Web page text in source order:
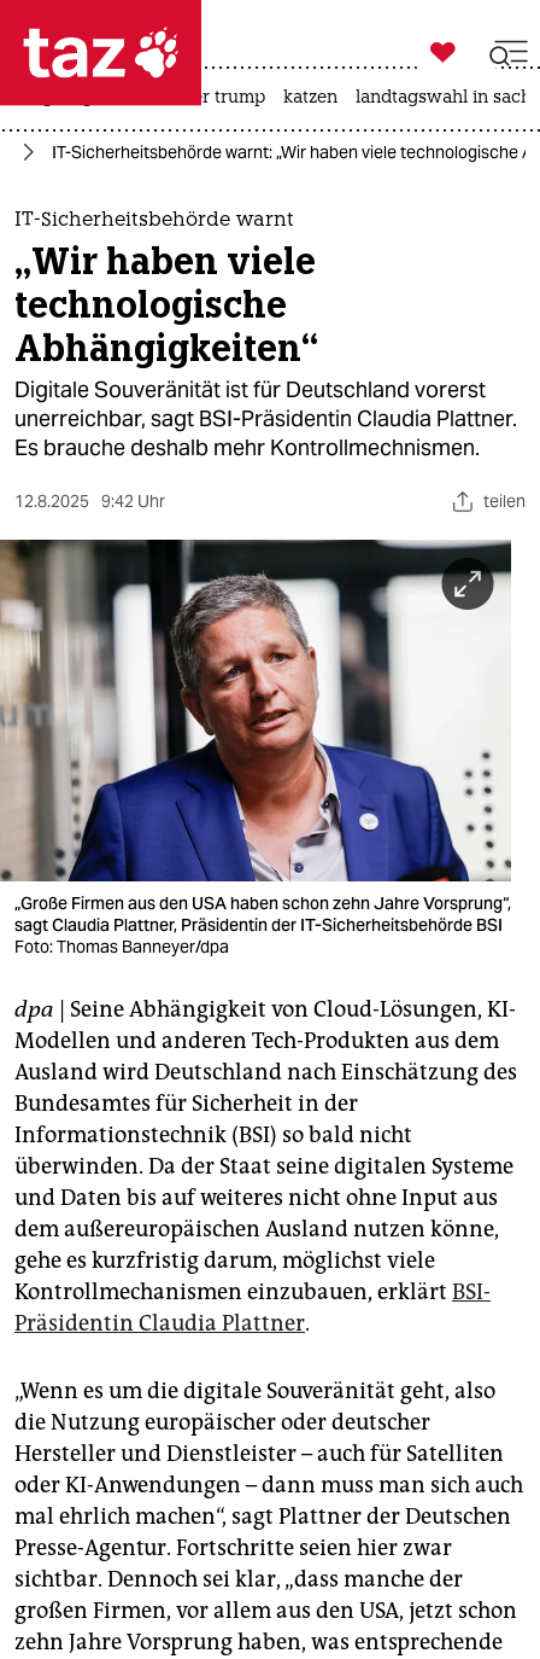
 taz zahl ich
taz zahl ich
themen
politik
öko
gesellschaft
kultur
sport
berlin
nord
wahrheit
verlag
verlag
veranstaltungen
shop
fragen & hilfe
unterstützen
genossenschaft
epaper login

taz zahl ich
usa unter trump katzen landtagswahl in
IT-Sicherheitsbehörde warnt: „Wir haben viele technologische
IT-Sicherheitsbehörde warnt
„Wir haben viele
technologische
Abhängigkeiten“
Digitale Souveränität ist für Deutschland vorerst
unerreichbar, sagt BSI-Präsidentin Claudia Plattner.
Es brauche deshalb mehr Kontrollmechnismen.
12.8.2025 9:42 Uhr teilen
„Große Firmen aus den USA haben schon zehn Jahre Vorsprung“,
sagt Claudia Plattner, Präsidentin der IT-Sicherheitsbehörde BSI
Foto: Thomas Banneyer/dpa
dpa | Seine Abhängigkeit von Cloud-Lösungen, KI-
Modellen und anderen Tech-Produkten aus dem
Ausland wird Deutschland nach Einschätzung des
Bundesamtes für Sicherheit in der
Informationstechnik (BSI) so bald nicht
überwinden. Da der Staat seine digitalen Systeme
und Daten bis auf weiteres nicht ohne Input aus
dem außereuropäischen Ausland nutzen könne,
gehe es kurzfristig darum, möglichst viele
Kontrollmechanismen einzubauen, erklärt BSI-
Präsidentin Claudia Plattner.
„Wenn es um die digitale Souveränität geht, also
die Nutzung europäischer oder deutscher
Hersteller und Dienstleister – auch für Satelliten
oder KI-Anwendungen – dann muss man sich auch
mal ehrlich machen“, sagt Plattner der Deutschen
Presse-Agentur. Fortschritte seien hier zwar
sichtbar. Dennoch sei klar, „dass manche der
großen Firmen, vor allem aus den USA, jetzt schon
zehn Jahre Vorsprung haben, was entsprechende